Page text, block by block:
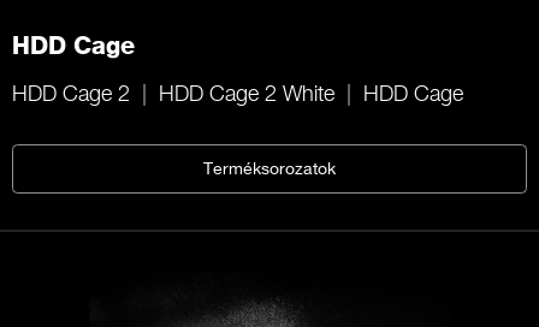
HDD Cage
HDD Cage 2 HDD Cage 2 White HDD Cage
Terméksorozatok